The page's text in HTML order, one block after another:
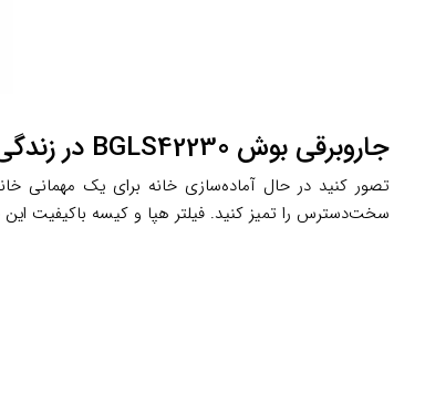
جاروبرقی بوش BGLS42230 در زندگی روزمره شما
سخت‌دسترس را تمیز کنید. فیلتر هپا و کیسه باکیفیت این